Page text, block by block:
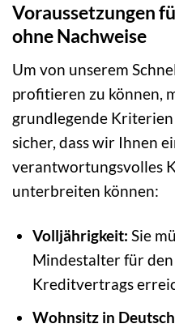
Voraussetzungen
ohne Nachweise
Um von unserem
profitieren zu können,
grundlegende
sicher, dass wir Ihnen
verantwortungsvolles
unterbreiten können:
Volljährigkeit: Sie
Mindestalter für den
Kreditvertrags
Wohnsitz in